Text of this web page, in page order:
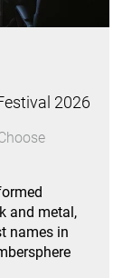
2026
and metal,
names in